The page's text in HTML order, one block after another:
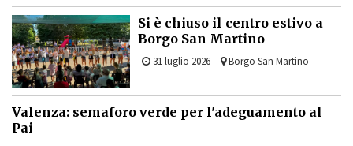
Si è chiuso il centro estivo a
Borgo San Martino
31 luglio 2026 Borgo San Martino
Valenza: semaforo verde per l'adeguamento al
Pai